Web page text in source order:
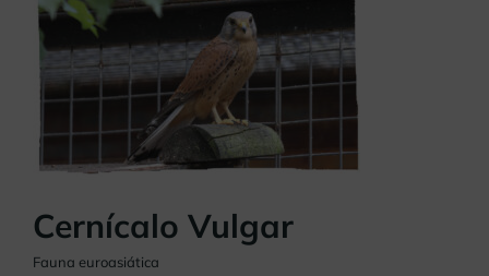
Cernícalo Vulgar
Fauna euroasiática